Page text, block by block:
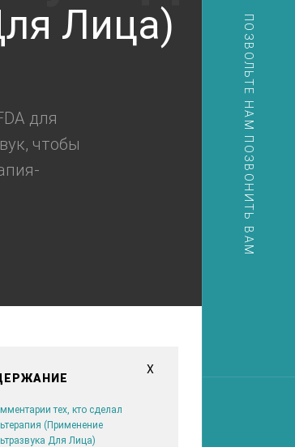
ПОЗВОЛЬТЕ НАМ ПОЗВОНИТЬ ВАМ
Лица)
для
чтобы
X
тех, кто сделал
(Применение
Для Лица)